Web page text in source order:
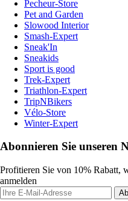
Pecheur-Store
Pet and Garden
Slowood Interior
Smash-Expert
Sneak'In
Sneakids
Sport is good
Trek-Expert
Triathlon-Expert
TripNBikers
Vélo-Store
Winter-Expert
Abonnieren Sie unseren
Profitieren Sie von 10% Rabatt,
anmelden